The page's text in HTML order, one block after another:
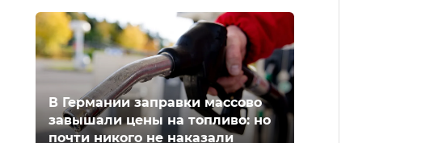
В Германии заправки массово
завышали цены на топливо: но
почти никого не наказали